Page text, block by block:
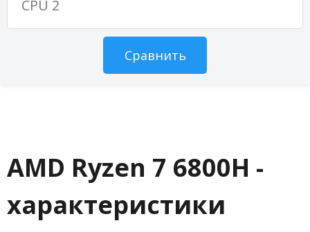
AMD Ryzen 7 6800H -
характеристики